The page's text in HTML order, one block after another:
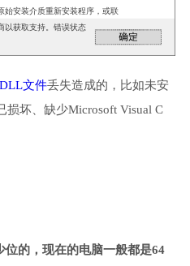
始安装介质重新安装程序，或联
以获取支持。错误状态
文件丢失造成的，比如未安
损坏、缺少Microsoft Visual C
位的，现在的电脑一般都是64